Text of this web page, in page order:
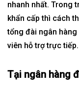
nhanh nhất. Trong
khẩn cấp thì cách
tổng đài ngân
viên hỗ trợ trực tiếp.
Tại ngân hàng